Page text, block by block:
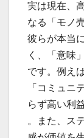
実は現在、
なる「モノ
彼らが本当
く、「意味
です。例え
「コミュニ
らず高い利
。また、ス